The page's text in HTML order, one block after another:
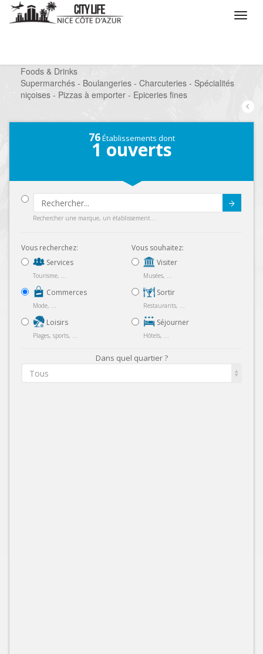
Foods & Drinks
/
Supermarchés - Boulangeries - Charcuteries - Spécialités
niçoises - Pizzas à emporter - Epiceries fines
76Établissements dont
1 ouverts
Rechercher une marque, un établissement...
Vous recherchez:
Services
Tourisme, ...
Commerces
Mode, ...
Loisirs
Plages, sports, ...
Vous souhaitez:
Visiter
Musées, ...
Sortir
Restaurants, ...
Séjourner
Hôtels, ...
Dans quel quartier ?
Tous